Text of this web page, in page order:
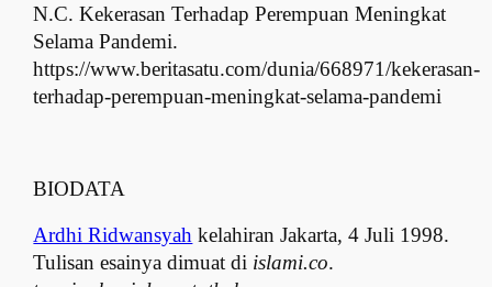
N.C. Kekerasan Terhadap Perempuan Meningkat
Selama Pandemi.
https://www.beritasatu.com/dunia/668971/kekerasan-
terhadap-perempuan-meningkat-selama-pandemi
BIODATA
Ardhi Ridwansyah kelahiran Jakarta, 4 Juli 1998.
Tulisan esainya dimuat di islami.co.